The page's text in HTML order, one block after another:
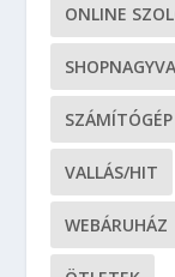
ONLINE
SZÁMÍTÓGÉP
VALLÁS/HIT
WEBÁRUHÁZ